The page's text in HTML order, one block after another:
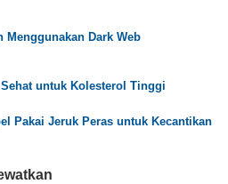
Menggunakan Dark Web
Sehat untuk Kolesterol Tinggi
Pakai Jeruk Peras untuk Kecantikan